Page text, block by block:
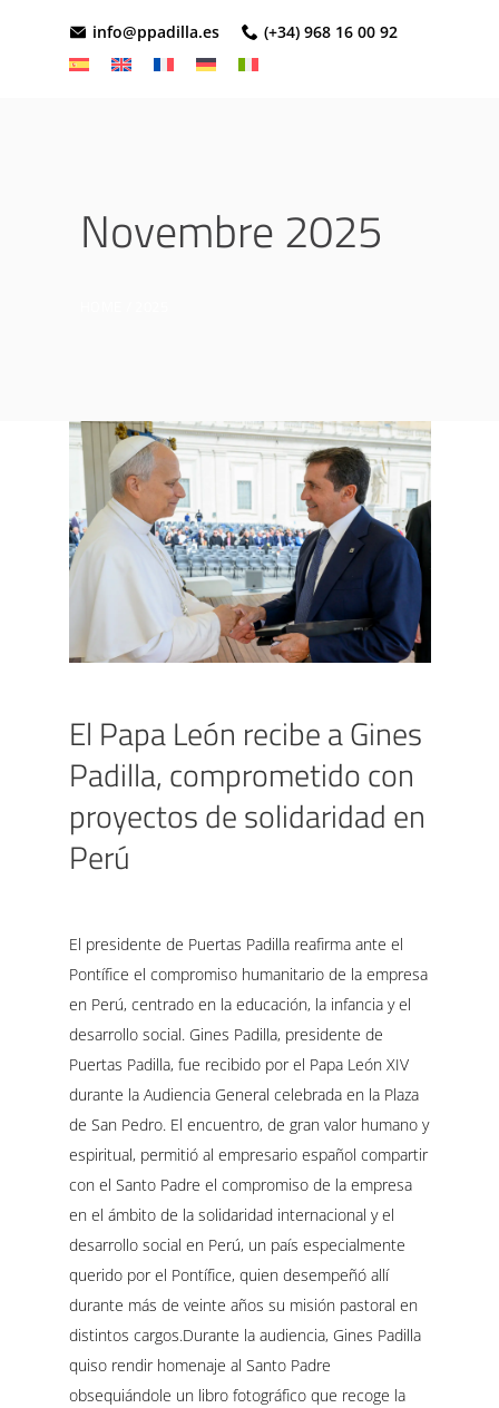
info@ppadilla.es (+34) 968 16 00 92
Novembre 2025
El Papa León recibe a Gines
Padilla, comprometido con
proyectos de solidaridad en
Perú
El presidente de Puertas Padilla reafirma ante el
Pontífice el compromiso humanitario de la empresa
en Perú, centrado en la educación, la infancia y el
desarrollo social. Gines Padilla, presidente de
Puertas Padilla, fue recibido por el Papa León XIV
durante la Audiencia General celebrada en la Plaza
de San Pedro. El encuentro, de gran valor humano y
espiritual, permitió al empresario español compartir
con el Santo Padre el compromiso de la empresa
en el ámbito de la solidaridad internacional y el
desarrollo social en Perú, un país especialmente
querido por el Pontífice, quien desempeñó allí
durante más de veinte años su misión pastoral en
distintos cargos.Durante la audiencia, Gines Padilla
quiso rendir homenaje al Santo Padre
obsequiándole un libro fotográfico que recoge la